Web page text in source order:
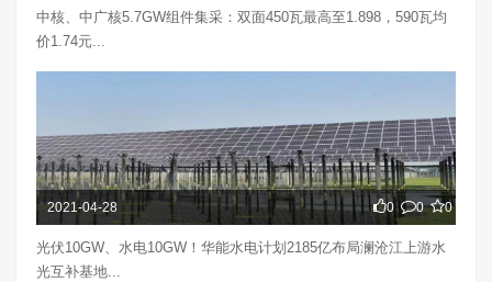
中核、中广核5.7GW组件集采：双面450瓦最高至1.898，590瓦均
价1.74元...
2021-04-28 0 0 0
光伏10GW、水电10GW！华能水电计划2185亿布局澜沧江上游水
光互补基地...